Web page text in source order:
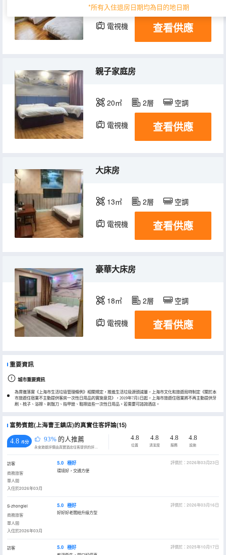
*所有入住退房日期均為目的地日期
20㎡ 2層 空調
電視機 查看供應
親子家庭房
20㎡ 2層 空調
電視機 查看供應
大床房
13㎡ 2層 空調
電視機 查看供應
豪華大床房
18㎡ 2層 空調
電視機 查看供應
重要資訊
城市重要資訊
為貫徹落實《上海市生活垃圾管理條例》相關規定，推進生活垃圾源頭減量，上海市文化和旅遊局特制定《關於本
市旅遊住宿業不主動提供客房一次性日用品的實施意見》，2019年7月1日起，上海市旅遊住宿業將不再主動提供牙
刷、梳子、浴擦、剃鬚刀、指甲銼、鞋擦這些一次性日用品。若需要可諮詢酒店。
富勢賓館(上海曹王鎮店)的真實住客評論(15)
4.8 /5分 93% 的人推薦
永安旅遊評價由真實酒店住客提供的評價。
4.8
位置
4.8
清潔度
4.8
服務
4.8
設施
訪客
商務旅客
單人間
入住於2026年03月
5.0 極好
評價於：2026年03月23日
環境好，交通方便
S-zhonglei
商務旅客
單人間
入住於2026年03月
5.0 極好
評價於：2026年03月16日
好好好老闆給升級方型
訪客
5.0 極好
評價於：2025年10月17日